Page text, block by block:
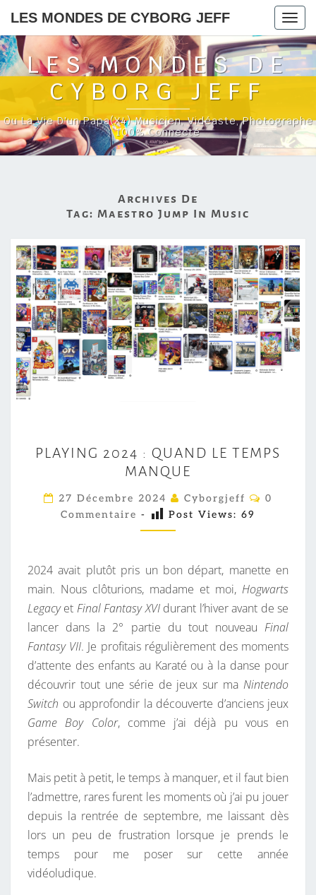
LES MONDES DE CYBORG JEFF
LES MONDES DE
CYBORG JEFF
Ou La Vie D'un Papa(x4) Musicien, Vidéaste, Photographe
100% Connecté
Archives De
Tag: Maestro Jump In Music
L
A
Y
I
N
2
0
2
4
:
Q
U
A
N
E
T
E
M
P
PLAYING 2024 : QUAND LE TEMPS
MANQUE
27 Décembre 2024 Cyborgjeff
C
A
I
R
E
0
Commentaire - Post Views: 69
2024 avait plutôt pris un bon départ, manette en
main. Nous clôturions, madame et moi, Hogwarts
Legacyet Final Fantasy XVIdurant l’hiver avant de se
lancer dans la 2° partie du tout nouveau Final
Fantasy VII. Je profitais régulièrement des moments
d’attente des enfants au Karaté ou à la danse pour
découvrir tout une série de jeux sur ma Nintendo
Switch ou approfondir la découverte d’anciens jeux
Game Boy Color, comme j’ai déjà pu vous en
présenter.
Mais petit à petit, le temps à manquer, et il faut bien
l’admettre, rares furent les moments où j’ai pu jouer
depuis la rentrée de septembre, me laissant dès
lors un peu de frustration lorsque je prends le
temps pour me poser sur cette année
vidéoludique.